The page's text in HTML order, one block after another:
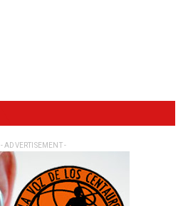
- ADVERTISEMENT -